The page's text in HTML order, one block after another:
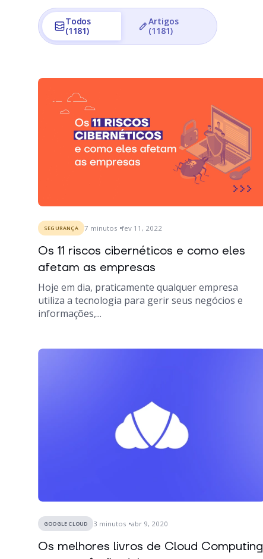
Todos
(1181)
Artigos
(1181)
SEGURANÇA 7 minutos fev 11, 2022
Os 11 riscos cibernéticos e como eles
afetam as empresas
Hoje em dia, praticamente qualquer empresa
utiliza a tecnologia para gerir seus negócios e
informações,...
GOOGLE CLOUD 3 minutos abr 9, 2020
Os melhores livros de Cloud Computing